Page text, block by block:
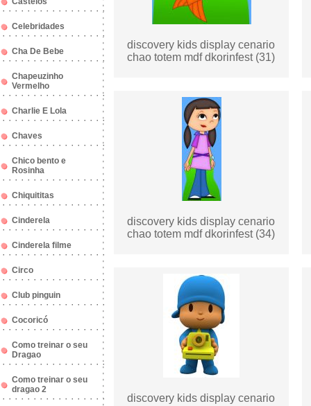
Celebridades
Cha De Bebe
Chapeuzinho
Vermelho
Charlie E Lola
Chaves
Chico bento e
Rosinha
Chiquititas
Cinderela
Cinderela filme
Circo
Club pinguin
Cocoricó
Como treinar o seu
Dragao
Como treinar o seu
dragao 2
discovery kids display cenario
chao totem mdf dkorinfest (31)
discovery kids display cenario
chao totem mdf dkorinfest (34)
discovery kids display cenario